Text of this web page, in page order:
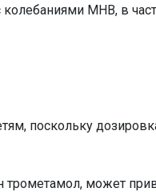
МНВ, в
поскольку
может